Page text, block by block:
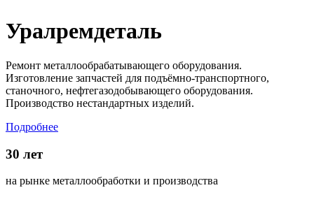
Уралремдеталь
Ремонт металлообрабатывающего оборудования.
Изготовление запчастей для подъёмно-транспортного,
станочного, нефтегазодобывающего оборудования.
Производство нестандартных изделий.
Подробнее
30 лет
на рынке металлообработки и производства